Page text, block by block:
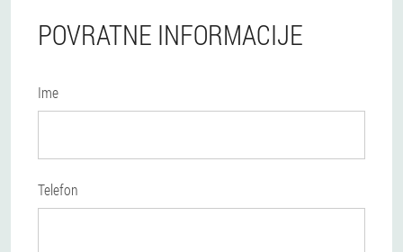
POVRATNE INFORMACIJE
Ime
Telefon